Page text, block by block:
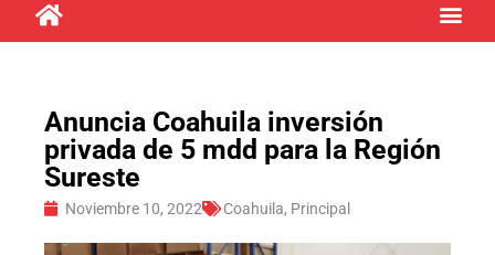
Anuncia Coahuila inversión
privada de 5 mdd para la Región
Sureste
Noviembre 10, 2022 Coahuila, Principal